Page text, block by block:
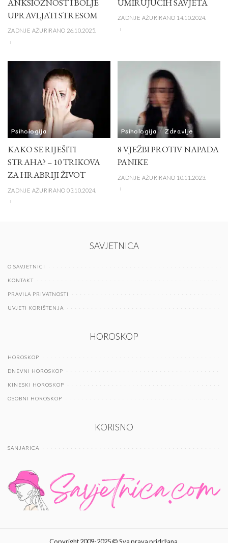
ANKSIOZNOST I BOLJE
UPRAVLJATI STRESOM
ZADNJE AŽURIRANO 26.10.2025.
UMIRUJUĆIH SAVJETA
ZADNJE AŽURIRANO 14.10.2024.
Psihologija
KAKO SE RIJEŠITI
STRAHA? – 10 TRIKOVA
ZA HRABRIJI ŽIVOT
ZADNJE AŽURIRANO 03.10.2024.
Psihologija Zdravlje
8 VJEŽBI PROTIV NAPADA
PANIKE
ZADNJE AŽURIRANO 10.11.2023.
SAVJETNICA
O SAVJETNICI
KONTAKT
PRAVILA PRIVATNOSTI
UVJETI KORIŠTENJA
HOROSKOP
HOROSKOP
DNEVNI HOROSKOP
KINESKI HOROSKOP
OSOBNI HOROSKOP
KORISNO
SANJARICA
Copyright 2009-2025 © Sva prava pridržana.